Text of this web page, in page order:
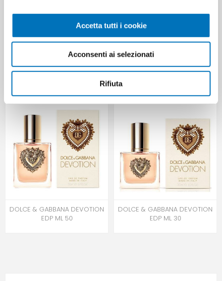
Accetta tutti i cookie
Acconsenti ai selezionati
Rifiuta
DOLCE GABBANA K BY EDP 50
DOLCE GABBANA Q EDP 50ML
DOLCE & GABBANA DEVOTION
EDP ML 50
DOLCE & GABBANA DEVOTION
EDP ML 30